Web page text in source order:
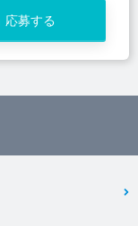
応募する